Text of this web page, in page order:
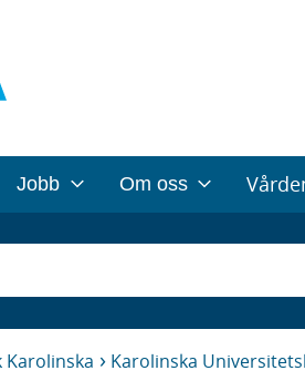
Jobb Om oss
Karolinska Karolinska